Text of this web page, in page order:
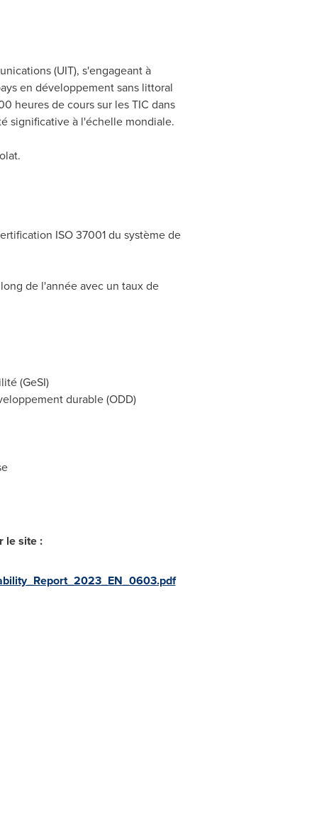
(UIT), s'engageant à
en développement sans littoral
heures de cours sur les TIC dans
significative à l'échelle mondiale.
ISO 37001 du système de
de l'année avec un taux de
(GeSI)
durable (ODD)
le site :